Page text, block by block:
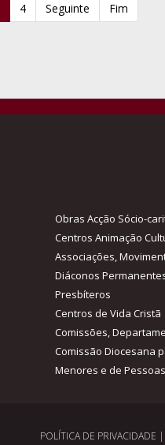
4 Seguinte Fim
Obras Acção Sócio-
Centros Animação
Associações,
Diáconos
Presbíteros
Centros de Vida Cristã
Comissões,
Comissão Diocesana
Menores e de
POLÍTICA DE PRIVACIDADE